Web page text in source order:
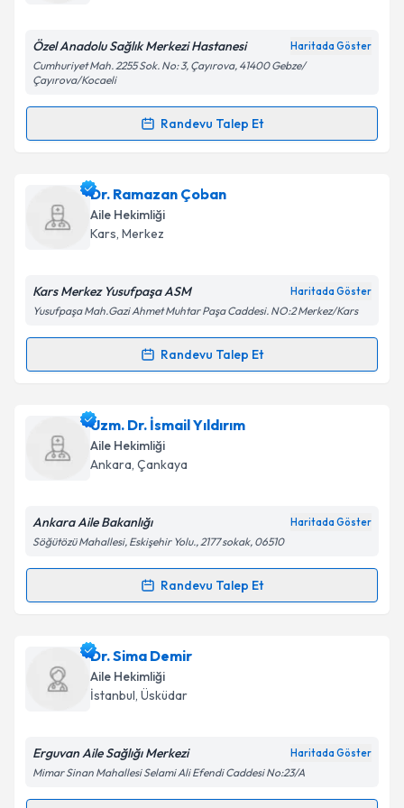
Kişisel verilerimin işlenmesine ilişkinAydınlatma
'ni okudum ve kişisel verilerimin belirtilen
kapsamda işlenmesini kabul ediyorum.
Takvim Talebini Gönder
Özel Anadolu Sağlık Merkezi Hastanesi Haritada Göster
Cumhuriyet Mah. 2255 Sok. No: 3, Çayırova, 41400 Gebze/
Çayırova/Kocaeli
Randevu Talep Et
Randevu Takvimi Talebi
Dr. Ahmet Yanariçin randevu takvimi talebi
oluşturun. Size bu uzmandan randevu almanız için bir
takvim hazırlandığında e-posta ile bilgilendireceğiz.
Kişisel verilerimin işlenmesine ilişkin
Metni'ni okudum ve kişisel verilerimin belirtilen
Takvim Talebini Gönder
Dr. Ramazan Çoban
Aile Hekimliği
Kars, Merkez
Kars Merkez Yusufpaşa ASM Haritada Göster
Yusufpaşa Mah.Gazi Ahmet Muhtar Paşa Caddesi. NO:2 Merkez/Kars
Randevu Talep Et
Randevu Takvimi Talebi
Dr. Ramazan Çobaniçin randevu takvimi talebi
oluşturun. Size bu uzmandan randevu almanız için bir
takvim hazırlandığında e-posta ile bilgilendireceğiz.
Kişisel verilerimin işlenmesine ilişkin
Metni'ni okudum ve kişisel verilerimin belirtilen
Takvim Talebini Gönder
Uzm. Dr. İsmail Yıldırım
Aile Hekimliği
Ankara, Çankaya
Ankara Aile Bakanlığı Haritada Göster
Söğütözü Mahallesi, Eskişehir Yolu., 2177 sokak, 06510
Randevu Talep Et
Randevu Takvimi Talebi
Uzm. Dr. İsmail Yıldırım
oluşturun. Size bu uzmandan randevu almanız için bir
takvim hazırlandığında e-posta ile bilgilendireceğiz.
Dr. Sima Demir
Aile Hekimliği
İstanbul, Üsküdar
Erguvan Aile Sağlığı Merkezi Haritada Göster
Mimar Sinan Mahallesi Selami Ali Efendi Caddesi No:23/A